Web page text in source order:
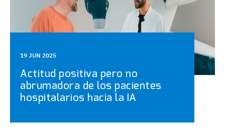
19 JUN 2025
Actitud positiva pero no
abrumadora de los pacientes
hospitalarios hacia la IA